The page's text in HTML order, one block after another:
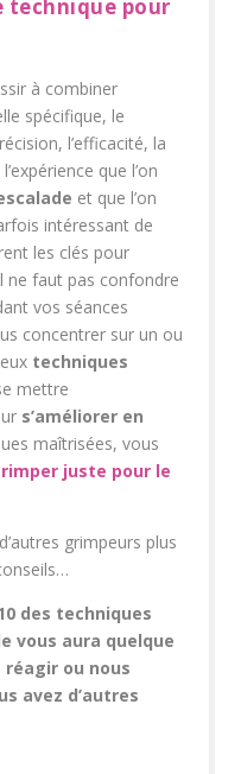
technique pour
à combiner
spécifique, le
l’efficacité, la
que l’on
et que l’on
intéressant de
les clés pour
ne faut pas confondre
vos séances
concentrer sur un ou
techniques
mettre
s’améliorer en
maîtrisées, vous
juste pour le
grimpeurs plus
des techniques
vous aura quelque
réagir ou nous
avez d’autres